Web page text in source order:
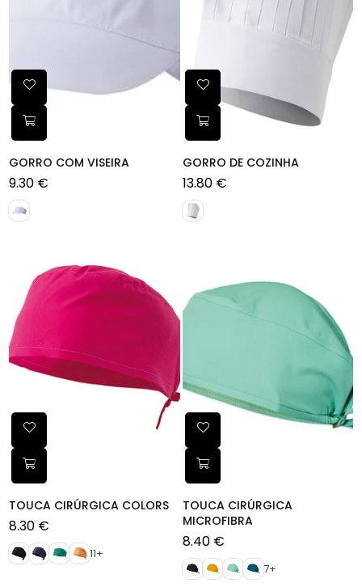
GORRO COM VISEIRA
Preço
normal
9.30 €
GORRO DE COZINHA
Preço
normal
13.80 €
TOUCA CIRÚRGICA COLORS
Preço
normal
8.30 €
11+
TOUCA CIRÚRGICA
MICROFIBRA
Preço
normal
8.40 €
7+